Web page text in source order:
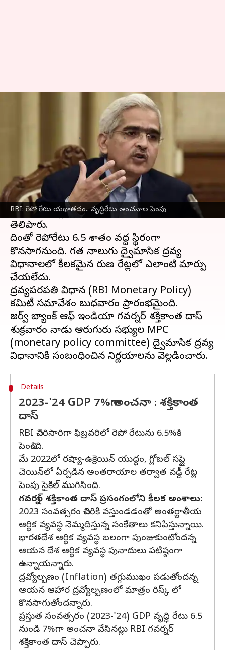
RBI: రెపో రేటు యథాతదం.. వృద్ధిరేటు అంచనాల పెంపు
RBI: రెపో రేటు యథాతదం..
వృద్ధిరేటు అంచనాల పెంపు
Dec 08, 2023 11:40 am
ఈ వార్తాకథనం ఏంటి
రిజర్వ్ బ్యాంక్ ఆఫ్ ఇండియా(RBI) ద్రవ్య విధాన
కమిటీ (MPC) కీలకమైన రుణ రేటును యథాతథంగా
ఉంచుతున్నట్లు గవర్నర్‌ శక్తికాంత దాస్‌ శుక్రవారం
తెలిపారు.
దింతో రెపోరేటు 6.5 శాతం వద్ద స్థిరంగా
కొనసాగనుంది. గత నాలుగు ద్వైమాసిక ద్రవ్య
విధానాలలో కీలకమైన రుణ రేట్లలో ఎలాంటి మార్పు
చేయలేదు.
ద్రవ్యపరపతి విధాన (RBI Monetary Policy)
కమిటీ సమావేశం బుధవారం ప్రారంభమైంది.
రిజర్వ్ బ్యాంక్ ఆఫ్ ఇండియా గవర్నర్ శక్తికాంత దాస్
శుక్రవారం నాడు ఆరుగురు సభ్యుల MPC
(monetary policy committee) ద్వైమాసిక ద్రవ్య
Details
2023-'24 GDP 7%గా అంచనా : శక్తికాంత
దాస్
RBI చివరిసారిగా ఫిబ్రవరిలో రెపో రేటును 6.5%కి
పెంచింది.
మే 2022లో రష్యా-ఉక్రెయిన్ యుద్ధం, గ్లోబల్ సప్లై
చెయిన్‌లో ఏర్పడిన అంతరాయాల తర్వాత వడ్డీ రేట్ల
పెంపు సైకిల్ ముగిసింది.
గవర్నర్ శక్తికాంత దాస్‌ ప్రసంగంలోని కీలక అంశాలు:
2023 సంవత్సరం చివరికి వస్తుండడంతో అంతర్జాతీయ
ఆర్థిక వ్యవస్థ నెమ్మదిస్తున్న సంకేతాలు కనిపిస్తున్నాయి.
భారతదేశ ఆర్థిక వ్యవస్థ బలంగా పుంజుకుంటోందన్న
ఆయన దేశ ఆర్థిక వ్యవస్థ పునాదులు పటిష్ఠంగా
ఉన్నాయన్నారు.
ద్రవ్యోల్బణం (Inflation) తగ్గుముఖం పడుతోందన్న
ఆయన ఆహార ద్రవ్యోల్బణంలో మాత్రం రిస్క్‌ లో
కొనసాగుతోందన్నారు.
ప్రస్తుత సంవత్సరం (2023-'24) GDP వృద్ధి రేటు 6.5
నుండి 7%గా అంచనా వేసినట్లు RBI గవర్నర్
శక్తికాంత దాస్ చెప్పారు.